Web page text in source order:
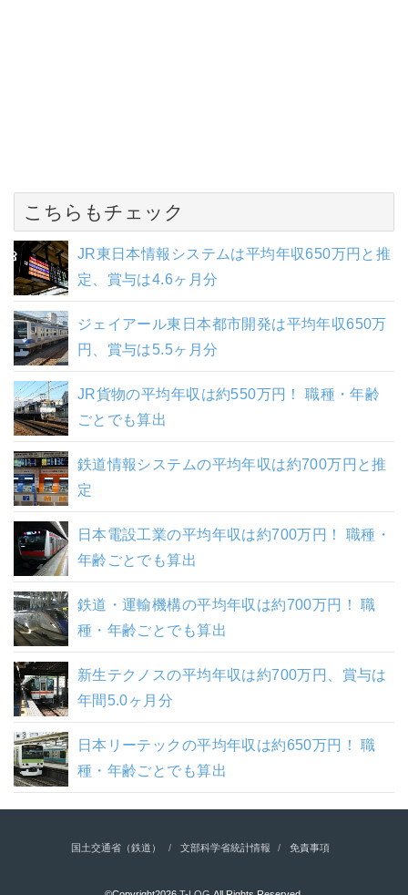
こちらもチェック
JR東日本情報システムは平均年収650万円と推
定、賞与は4.6ヶ月分
ジェイアール東日本都市開発は平均年収650万
円、賞与は5.5ヶ月分
JR貨物の平均年収は約550万円！ 職種・年齢
ごとでも算出
鉄道情報システムの平均年収は約700万円と推
定
日本電設工業の平均年収は約700万円！ 職種・
年齢ごとでも算出
鉄道・運輸機構の平均年収は約700万円！ 職
種・年齢ごとでも算出
新生テクノスの平均年収は約700万円、賞与は
年間5.0ヶ月分
日本リーテックの平均年収は約650万円！ 職
種・年齢ごとでも算出
国土交通省（鉄道） 文部科学省統計情報 免責事項